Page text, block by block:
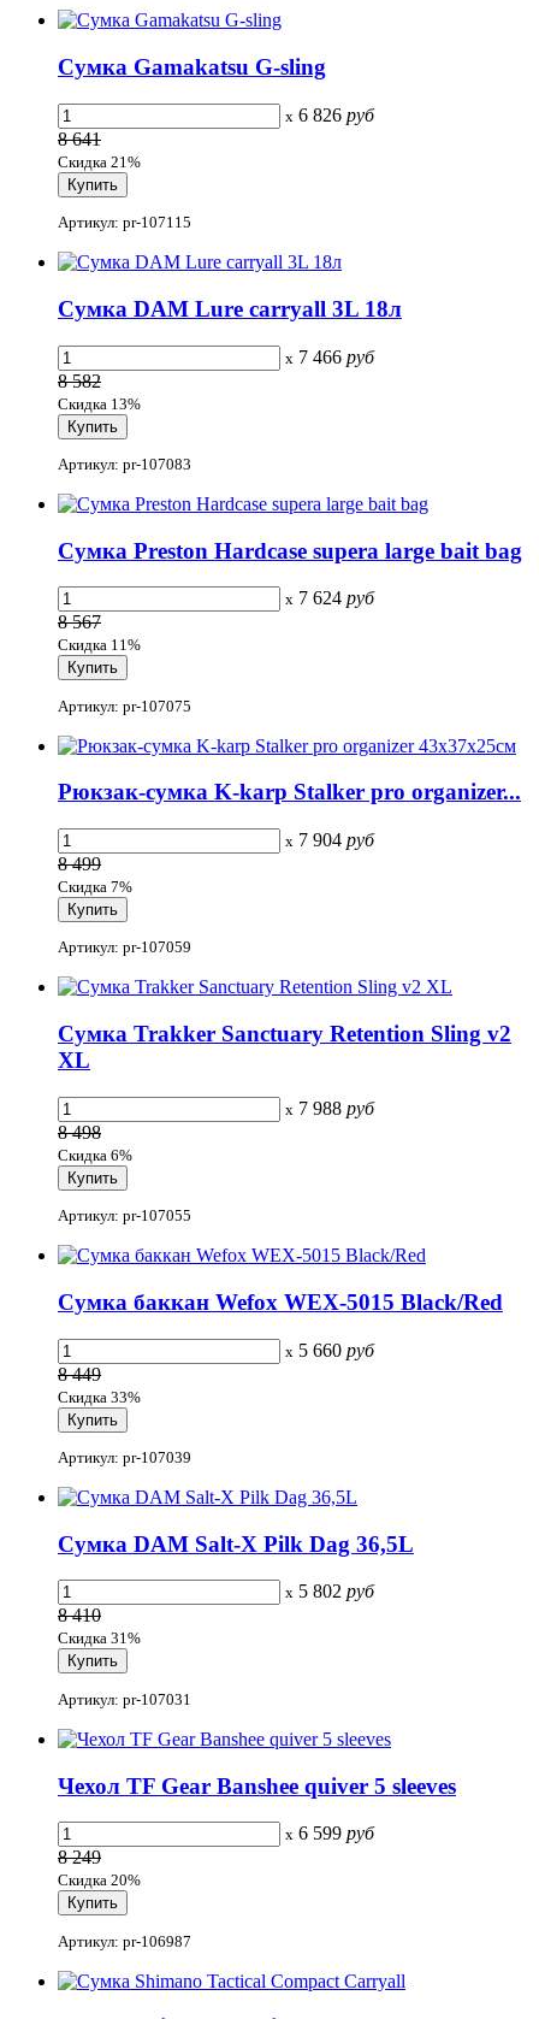
Сумка Gamakatsu G-sling
x 6 826 руб
8 641
Скидка 21%
Артикул: pr-107115
Сумка DAM Lure carryall 3L 18л
x 7 466 руб
8 582
Скидка 13%
Артикул: pr-107083
Сумка Preston Hardcase supera large bait bag
x 7 624 руб
8 567
Скидка 11%
Артикул: pr-107075
Рюкзак-сумка K-karp Stalker pro organizer...
x 7 904 руб
8 499
Скидка 7%
Артикул: pr-107059
Сумка Trakker Sanctuary Retention Sling v2
XL
x 7 988 руб
8 498
Скидка 6%
Артикул: pr-107055
Сумка баккан Wefox WEX-5015 Black/Red
x 5 660 руб
8 449
Скидка 33%
Артикул: pr-107039
Сумка DAM Salt-X Pilk Dag 36,5L
x 5 802 руб
8 410
Скидка 31%
Артикул: pr-107031
Чехол TF Gear Banshee quiver 5 sleeves
x 6 599 руб
8 249
Скидка 20%
Артикул: pr-106987